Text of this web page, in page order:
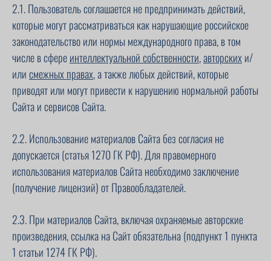
2.1. Пользователь соглашается не предпринимать действий,
которые могут рассматриваться как нарушающие российское
законодательство или нормы международного права, в том
числе в сфереинтеллектуальной собственности,авторскихи/
илисмежных правах, а также любых действий, которые
приводят или могут привести к нарушению нормальной работы
Сайта и сервисов Сайта.
2.2. Использование материалов Сайта без согласия не
допускается (статья 1270 ГК РФ). Для правомерного
использования материалов Сайта необходимо заключение
(получение лицензий) от Правообладателей.
2.3. При материалов Сайта, включая охраняемые авторские
произведения, ссылка на Сайт обязательна (подпункт 1 пункта
1 статьи 1274 ГК РФ).